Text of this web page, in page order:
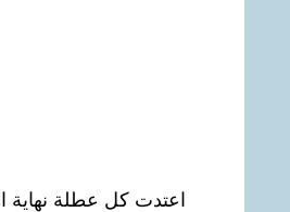
اعتدت كل عطلة نهاية